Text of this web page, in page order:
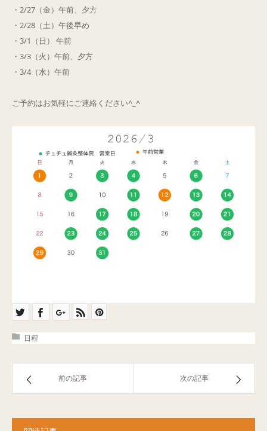
・2/27（金）午前、夕方
・2/28（土）午後早め
・3/1（日） 午前
・3/3（火）午前、夕方
・3/4（水）午前
​ご予約はお気軽にご連絡ください^_^
日程
前の記事 次の記事